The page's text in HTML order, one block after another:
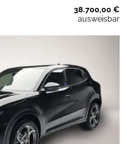
38.700,00 €
ausweisbar